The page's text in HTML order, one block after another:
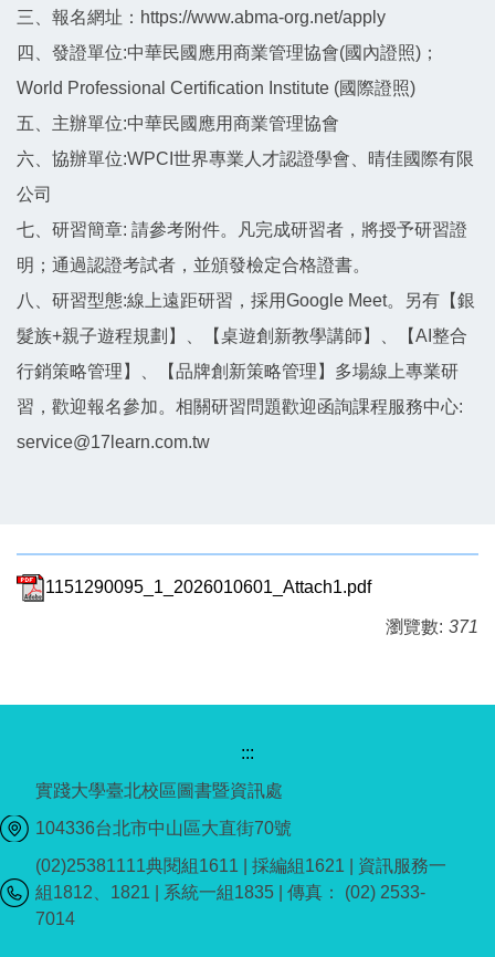
三、報名網址：https://www.abma-org.net/apply
四、發證單位:中華民國應用商業管理協會(國內證照)；
World Professional Certification Institute (國際證照)
五、主辦單位:中華民國應用商業管理協會
六、協辦單位:WPCI世界專業人才認證學會、晴佳國際有限
公司
七、研習簡章: 請參考附件。凡完成研習者，將授予研習證
明；通過認證考試者，並頒發檢定合格證書。
八、研習型態:線上遠距研習，採用Google Meet。另有【銀
髮族+親子遊程規劃】、【桌遊創新教學講師】、【AI整合
行銷策略管理】、【品牌創新策略管理】多場線上專業研
習，歡迎報名參加。相關研習問題歡迎函詢課程服務中心:
service@17learn.com.tw
1151290095_1_2026010601_Attach1.pdf
瀏覽數: 371
:::
實踐大學臺北校區圖書暨資訊處
104336台北市中山區大直街70號
(02)25381111典閱組1611 | 採編組1621 | 資訊服務一
組1812、1821 | 系統一組1835 | 傳真： (02) 2533-
7014